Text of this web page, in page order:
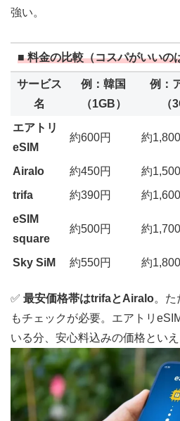
強い。
■ 料金の比較（コスパがいいの
サービス
名
例：韓国
（1GB）
例：
（
エアトリ
eSIM
約600円 約
Airalo 約450円 約
trifa
約390円 約
eSIM
square
約500円 約
Sky SiM 約550円 約
✅ 最安価格帯はtrifaとAiralo。た
もチェックが必要。エアトリ
いる分、安心料込みの価格といえ